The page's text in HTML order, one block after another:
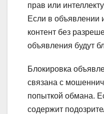
прав или
Если в объявлении
контент без
объявления будут
Блокировка
связана с
попыткой обмана.
содержит